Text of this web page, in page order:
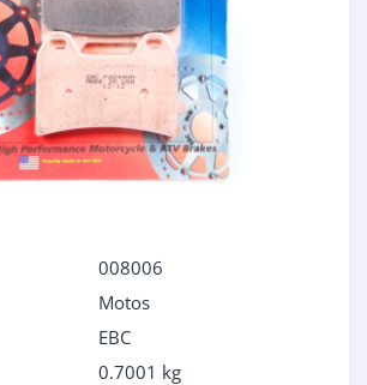
008006
Motos
EBC
0.7001 kg